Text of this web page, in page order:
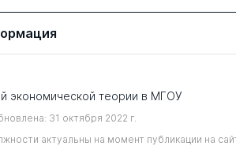
экономической теории в МГОУ
31 октября 2022 г.
актуальны на момент публикации на